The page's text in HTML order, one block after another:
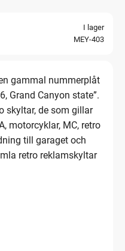
I lager
MEY-403
gammal nummerplåt
Grand Canyon state”.
skyltar, de som gillar
motorcyklar, MC, retro
till garaget och
retro reklamskyltar